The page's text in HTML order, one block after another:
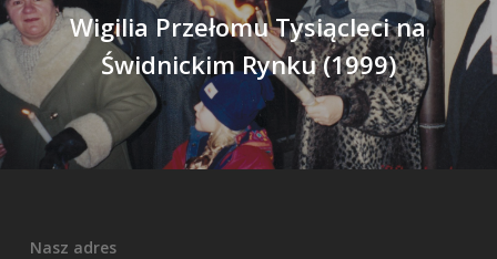
Wigilia Przełomu Tysiącleci na
Świdnickim Rynku (1999)
Nasz adres